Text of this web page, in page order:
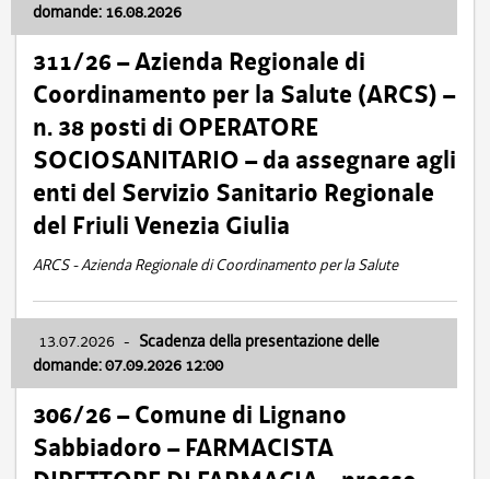
domande: 16.08.2026
311/26 – Azienda Regionale di
Coordinamento per la Salute (ARCS) –
n. 38 posti di OPERATORE
SOCIOSANITARIO – da assegnare agli
enti del Servizio Sanitario Regionale
del Friuli Venezia Giulia
ARCS - Azienda Regionale di Coordinamento per la Salute
13.07.2026 - Scadenza della presentazione delle
domande: 07.09.2026 12:00
306/26 – Comune di Lignano
Sabbiadoro – FARMACISTA